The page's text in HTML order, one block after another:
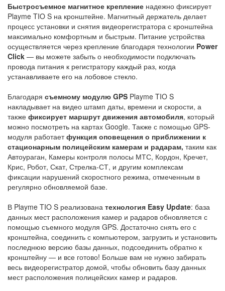
Быстросъемное магнитное крепление надежно фиксирует
Playme TIO S на кронштейне. Магнитный держатель делает
процесс установки и снятия видеорегистратора с кронштейна
максимально комфортным и быстрым. Питание устройства
осуществляется через крепление благодаря технологии Power
Click — вы можете забыть о необходимости подключать
провода питания к регистратору каждый раз, когда
устанавливаете его на лобовое стекло.
Благодаря съемному модулю GPS Playme TIO S
накладывает на видео штамп даты, времени и скорости, а
также фиксирует маршрут движения автомобиля, который
можно посмотреть на картах Google. Также с помощью GPS-
модуля работаетфункция оповещения о приближении к
стационарным полицейским камерам и радарам, таким как
Автоураган, Камеры контроля полосы МТС, Кордон, Кречет,
Крис, Робот, Скат, Стрелка-СТ, и другим комплексам
фиксации нарушений скоростного режима, отмеченным в
регулярно обновляемой базе.
В Playme TIO S реализована технология Easy Update: база
данных мест расположения камер и радаров обновляется с
помощью съемного модуля GPS. Достаточно снять его с
кронштейна, соединить с компьютером, загрузить и установить
последнюю версию базы данных, подсоединить обратно к
кронштейну — и все готово! Больше вам не нужно забирать
весь видеорегистратор домой, чтобы обновить базу данных
мест расположения полицейских камер и радаров.